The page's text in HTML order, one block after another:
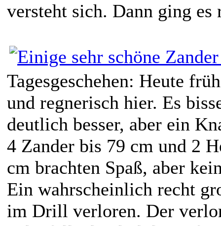
versteht sich. Dann ging es
Tagesgeschehen: Heute
und regnerisch hier. Es
deutlich besser, aber ein
4 Zander bis 79 cm und 2
cm brachten Spaß, aber
Ein wahrscheinlich recht
im Drill verloren. Der